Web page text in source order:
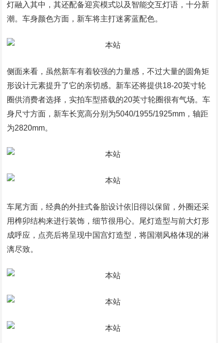
灯融入其中，其还配备迎宾模式以及智能交互灯语，十分新
潮。车身颜色方面，新车将主打迷雾蓝配色。
侧面来看，虽然新车有着较强的力量感，不过大量的圆角矩
形设计元素提升了它的亲切感。新车还将提供18-20英寸轮
圈供消费者选择，实拍车型搭载的20英寸轮圈很有气场。车
身尺寸方面，新车长宽高分别为5040/1955/1925mm，轴距
为2820mm。
车尾方面，经典的外挂式备胎设计依旧得以保留，外圈还采
用榫卯结构来进行装饰，细节很用心。尾灯造型与前大灯形
成呼应，点亮后将呈现中国宫灯造型，将国潮风格体现的淋
漓尽致。